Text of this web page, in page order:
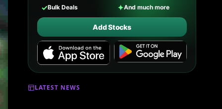
✓Bulk Deals ✦And much more
Add Stocks
LATEST NEWS